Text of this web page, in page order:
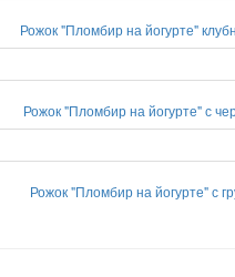
Рожок "Пломбир на йогурте"
Рожок "Пломбир на йогурте" с
Рожок "Пломбир на йогурте" с